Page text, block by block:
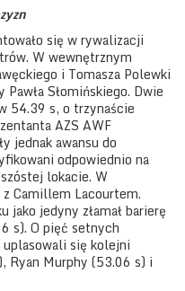
się w rywalizacji
W wewnętrznym
i Tomasza Polewki
Słomińskiego. Dwie
54.39 s, o trzynaście
AZS AWF
jednak awansu do
odpowiednio na
lokacie. W
Camillem Lacourtem.
jedyny złamał barierę
s). O pięć setnych
uplasowali się kolejni
Murphy (53.06 s) i